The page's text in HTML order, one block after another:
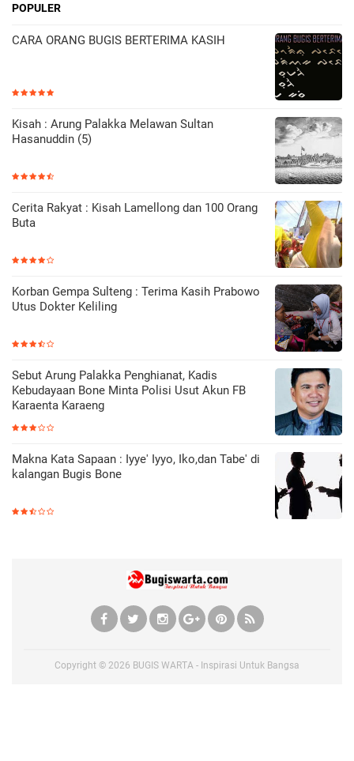
POPULER
CARA ORANG BUGIS BERTERIMA KASIH
Kisah : Arung Palakka Melawan Sultan
Hasanuddin (5)
Cerita Rakyat : Kisah Lamellong dan 100 Orang
Buta
Korban Gempa Sulteng : Terima Kasih Prabowo
Utus Dokter Keliling
Sebut Arung Palakka Penghianat, Kadis
Kebudayaan Bone Minta Polisi Usut Akun FB
Karaenta Karaeng
Makna Kata Sapaan : Iyye' Iyyo, Iko,dan Tabe' di
kalangan Bugis Bone
Copyright © 2026 BUGIS WARTA - Inspirasi Untuk Bangsa